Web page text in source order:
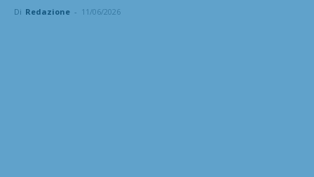
Di Redazione - 11/06/2026